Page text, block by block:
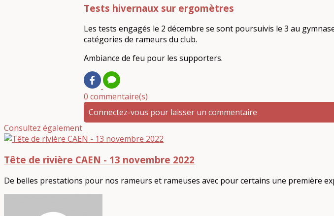
Tests hivernaux sur ergomètres
Les tests engagés le 2 décembre se sont poursuivis le 3 au
catégories de rameurs du club.
Ambiance de feu pour les supporters.
0 commentaire(s)
Connectez-vous pour laisser un commentaire
Consultez également
Tête de rivière CAEN - 13 novembre 2022
De belles prestations pour nos rameurs et rameuses avec pour certains une première